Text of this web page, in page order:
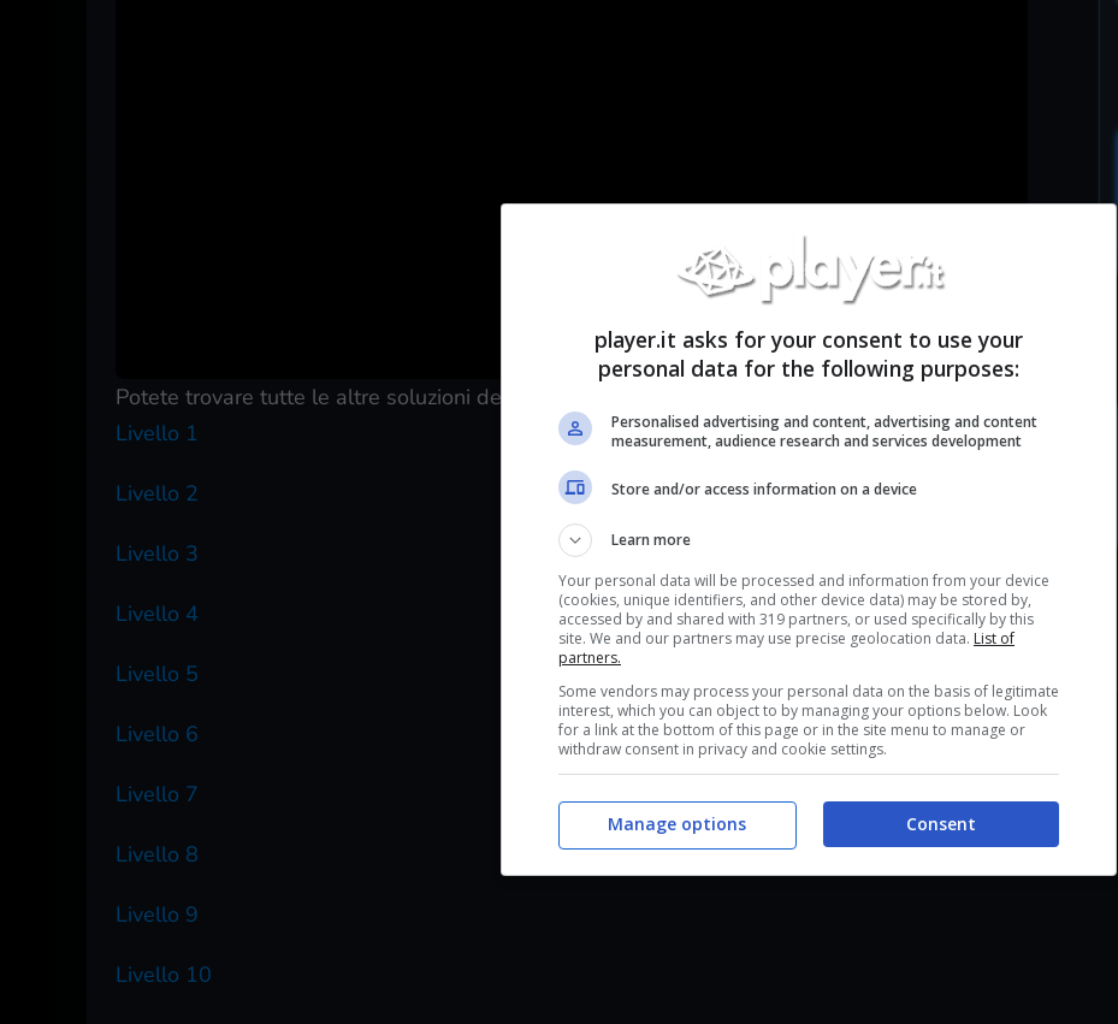
Potete trovare tutte le altre soluzioni dei livelli di
Livello 1
Livello 2
Livello 3
Livello 4
Livello 5
Livello 6
Livello 7
Livello 8
Livello 9
Livello 10
player.it asks for your consent to use your
personal data for the following purposes:
Personalised advertising and content, advertising and content
measurement, audience research and services development
Store and/or access information on a device
Learn more
Your personal data will be processed and information from your device
(cookies, unique identifiers, and other device data) may be stored by,
accessed by and shared with 319 partners, or used specifically by this
site. We and our partners may use precise geolocation data. List of
partners.
Some vendors may process your personal data on the basis of legitimate
interest, which you can object to by managing your options below. Look
for a link at the bottom of this page or in the site menu to manage or
withdraw consent in privacy and cookie settings.
Consent
Manage options